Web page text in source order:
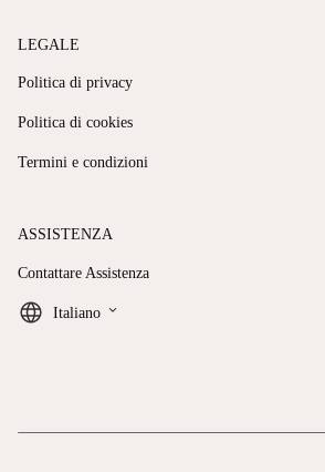
LEGALE
Politica di privacy
Politica di cookies
Termini e condizioni
ASSISTENZA
Contattare Assistenza
Italiano keyboard_arrow_down